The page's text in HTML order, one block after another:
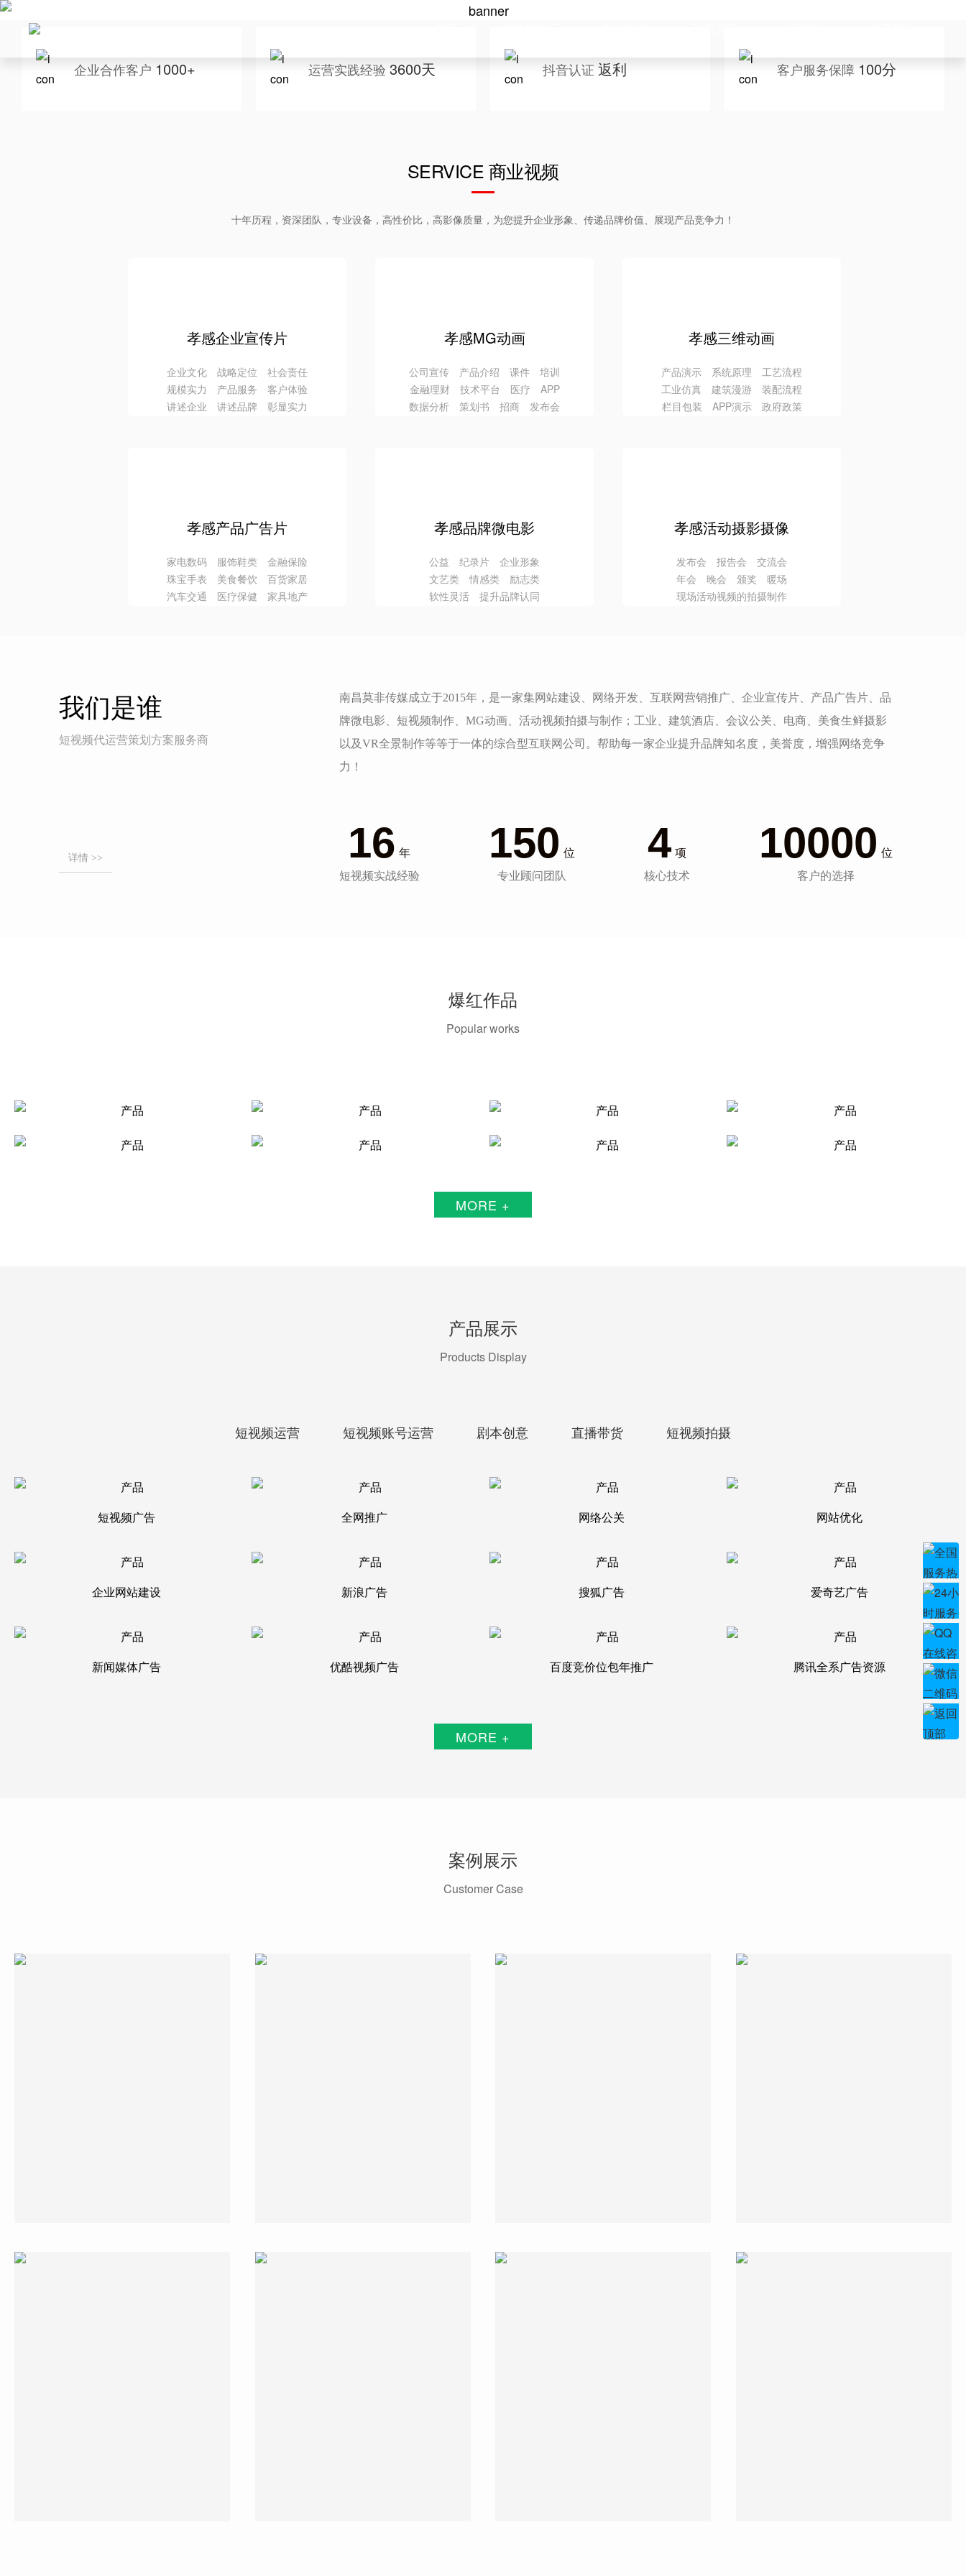
企业合作客户 1000+ 运营实践经验 3600天 抖音认证 返利 客户服务保障 100分
SERVICE 商业视频
十年历程，资深团队，专业设备，高性价比，高影像质量，为您提升企业形象、传递品牌价值、展现产品竞争力！
孝感企业宣传片
企业文化 战略定位 社会责任
规模实力 产品服务 客户体验
讲述企业 讲述品牌 彰显实力
孝感MG动画
公司宣传 产品介绍 课件 培训
金融理财 技术平台 医疗 APP
数据分析 策划书 招商 发布会
孝感三维动画
产品演示 系统原理 工艺流程
工业仿真 建筑漫游 装配流程
栏目包装 APP演示 政府政策
孝感产品广告片
家电数码 服饰鞋类 金融保险
珠宝手表 美食餐饮 百货家居
汽车交通 医疗保健 家具地产
孝感品牌微电影
公益 纪录片 企业形象
文艺类 情感类 励志类
软性灵活 提升品牌认同
孝感活动摄影摄像
发布会 报告会 交流会
年会 晚会 颁奖 暖场
现场活动视频的拍摄制作
我们是谁
短视频代运营策划方案服务商
详情 >>
南昌莫非传媒成立于2015年，是一家集网站建设、网络开发、互联网营销推广、企业宣传片、产品广告片、品
牌微电影、短视频制作、MG动画、活动视频拍摄与制作；工业、建筑酒店、会议公关、电商、美食生鲜摄影
以及VR全景制作等等于一体的综合型互联网公司。帮助每一家企业提升品牌知名度，美誉度，增强网络竞争
力！
16 年
短视频实战经验
150 位
专业顾问团队
4 项
核心技术
10000 位
客户的选择
爆红作品
Popular works
MORE +
产品展示
Products Display
短视频运营 短视频账号运营 剧本创意 直播带货 短视频拍摄
短视频广告 全网推广 网络公关 网站优化
企业网站建设 新浪广告 搜狐广告 爱奇艺广告
新闻媒体广告 优酷视频广告 百度竞价位包年推广 腾讯全系广告资源
MORE +
案例展示
Customer Case